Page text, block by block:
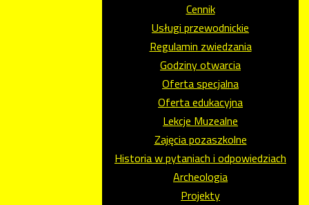
Cennik
Usługi przewodnickie
Regulamin zwiedzania
Godziny otwarcia
Oferta specjalna
Oferta edukacyjna
Lekcje Muzealne
Zajęcia pozaszkolne
Historia w pytaniach i odpowiedziach
Archeologia
Projekty